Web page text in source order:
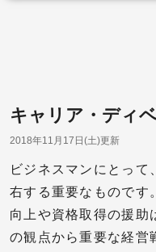
キャリア・ディ
2018年11月17日(土)更新
ビジネスマンにとって
右する重要なものです
向上や資格取得の援助
の観点から重要な経営